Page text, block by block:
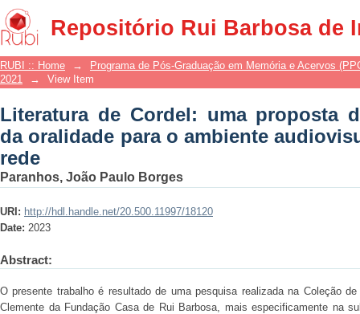
Repositório Rui Barbosa de
Literatura de Cordel: uma
ambiente audiovisual da sociedade
RUBI :: Home →
Programa de Pós-Graduação em Memória e Acervos
2021
→ View Item
Literatura de Cordel: uma proposta
da oralidade para o ambiente
rede
Paranhos, João Paulo Borges
URI: http://hdl.handle.net/20.500.11997/18120
Date: 2023
Abstract:
O presente trabalho é resultado de uma pesquisa realizada na Coleção
Clemente da Fundação Casa de Rui Barbosa, mais especificamente na